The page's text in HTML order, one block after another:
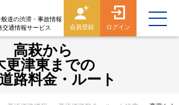
道の渋滞・事故情報
交通情報サービス
会員登録 ログイン
高萩から
更津東までの
路料金・ルート